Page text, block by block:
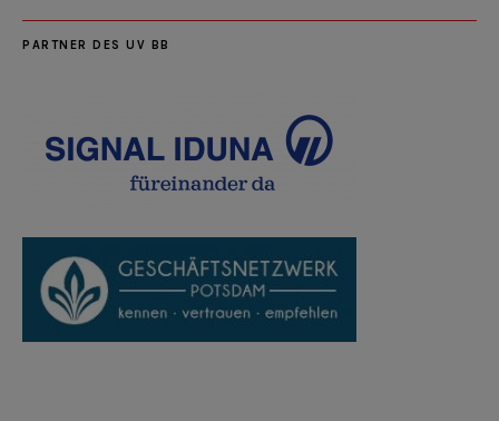
PARTNER DES UV BB